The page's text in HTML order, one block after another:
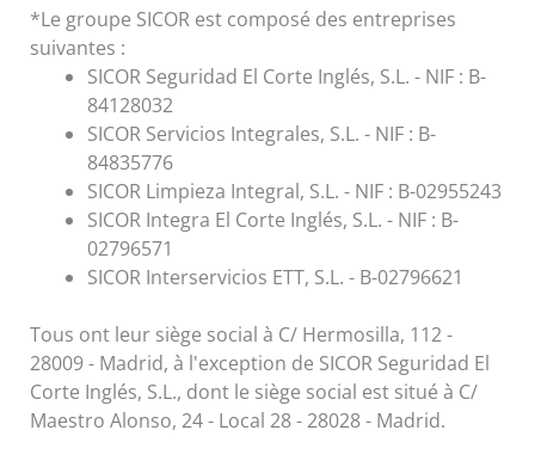
*Le groupe SICOR est composé des entreprises
suivantes :
SICOR Seguridad El Corte Inglés, S.L. - NIF : B-
84128032
SICOR Servicios Integrales, S.L. - NIF : B-
84835776
SICOR Limpieza Integral, S.L. - NIF : B-02955243
SICOR Integra El Corte Inglés, S.L. - NIF : B-
02796571
SICOR Interservicios ETT, S.L. - B-02796621
Tous ont leur siège social à C/ Hermosilla, 112 -
28009 - Madrid, à l'exception de SICOR Seguridad El
Corte Inglés, S.L., dont le siège social est situé à C/
Maestro Alonso, 24 - Local 28 - 28028 - Madrid.